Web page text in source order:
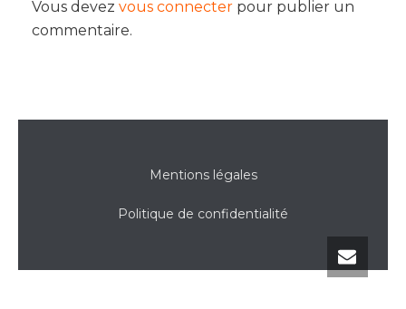
Vous devez vous connecter pour publier un
commentaire.
Mentions légales
Politique de confidentialité